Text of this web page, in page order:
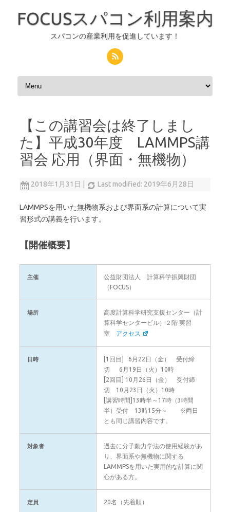
FOCUSスパコン利用案内
スパコンの産業利用を促進しています！
コンテンツへスキップ
【この講習会は終了しまし
た】平成30年度 LAMMPS講
習会 応用（界面・無機物）
2018年1月31日 Last modified: 2019年6月28日
LAMMPSを用いた無機物系および界面系の計算について実
習形式の講義を行います。
【開催概要】
主催
公益財団法人 計算科学振興財団
（FOCUS）
場所
高度計算科学研究支援センター（計
算科学センタービル）２階 実習
室 アクセス
日時
[1回目] 6月22日（金） 受付締
切 6月19日（火）10時
[2回目] 10月26日（金） 受付締
切 10月23日（火）10時
[講習時間]13時半～17時（3時間
半）受付 13時15分～ ※両日
とも同じ講習内容です。
対象者
過去に分子動力学法の使用経験があ
り、界面系や無機物に関する
LAMMPSを用いた実用的な計算に関
心がある方。
定員 20名（先着順）